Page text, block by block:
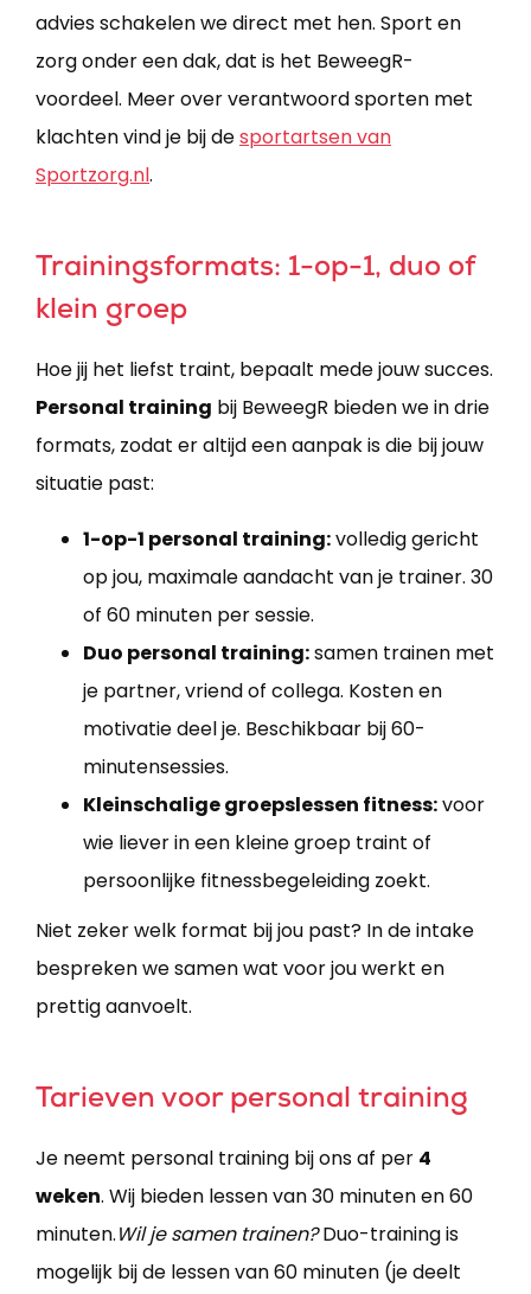
advies schakelen we direct met hen. Sport en
zorg onder een dak, dat is het BeweegR-
voordeel. Meer over verantwoord sporten met
klachten vind je bij desportartsen van
Sportzorg.nl​.
Trainingsformats: 1-op-1, duo of
klein groep
Hoe jij het liefst traint, bepaalt mede jouw succes.
Personal training bij BeweegR bieden we in drie
formats, zodat er altijd een aanpak is die bij jouw
situatie past:
1-op-1 personal training:volledig gericht
op jou, maximale aandacht van je trainer. 30
of 60 minuten per sessie.
Duo personal training:samen trainen met
je partner, vriend of collega. Kosten en
motivatie deel je. Beschikbaar bij 60-
minutensessies.
Kleinschalige groepslessen fitness:voor
wie liever in een kleine groep traint of
persoonlijke fitnessbegeleiding zoekt.
Niet zeker welk format bij jou past? In de intake
bespreken we samen wat voor jou werkt en
prettig aanvoelt.
Tarieven voor personal training
Je neemt personal training bij ons af per 4
weken. Wij bieden lessen van 30 minuten en 60
minuten.Wil je samen trainen?Duo-training is
mogelijk bij de lessen van 60 minuten (je deelt